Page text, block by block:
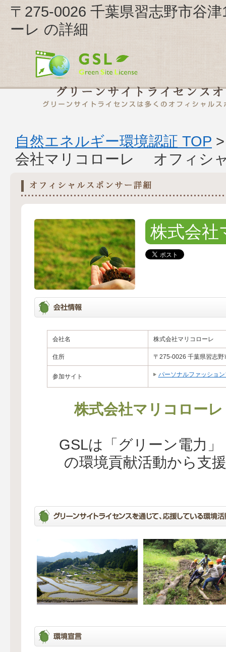
〒275-0026 千葉県習志野市谷
ーレ の詳細
自然エネルギー環境認証 TOP
会社マリコローレ オフィシ
株式会社
会社名 株式会社マリコローレ
住所 〒275-0026 千葉県習志
参加サイト パーソナルファッショ
株式会社マリコロー
GSLは「グリーン電力
の環境貢献活動から支